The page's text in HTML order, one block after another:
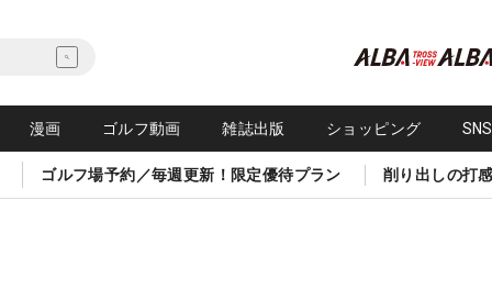
漫画 ゴルフ動画 雑誌出版 ショッピング
ゴルフ場予約／毎週更新！限定優待プラン 削り出しの打